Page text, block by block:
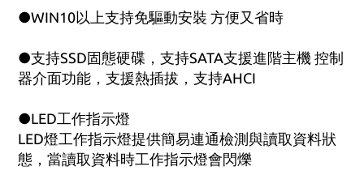
●WIN10以上支持免驅動安裝 方便又省時
●支持SSD固態硬碟，支持SATA支援進階主機 控制
器介面功能，支援熱插拔，支持AHCI
●LED工作指示燈
LED燈工作指示燈提供簡易連通檢測與讀取資料狀
態，當讀取資料時工作指示燈會閃爍